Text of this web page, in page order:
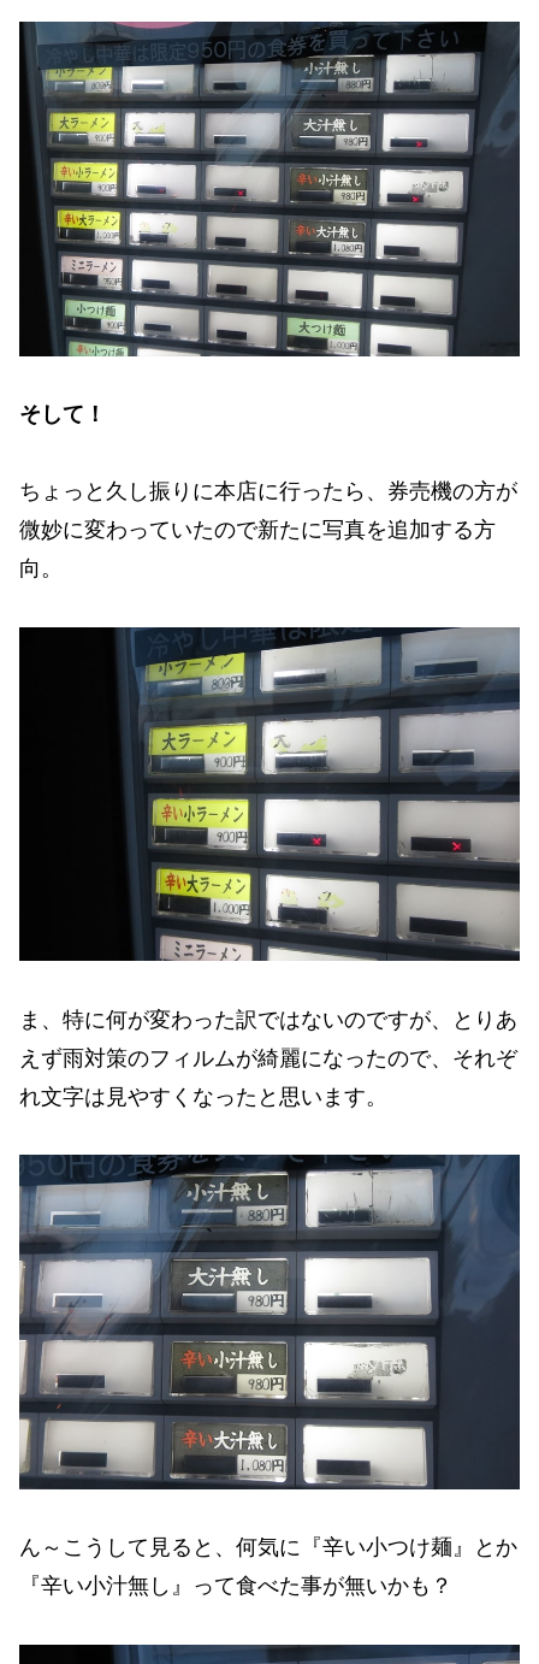
そして！
ちょっと久し振りに本店に行ったら、券売機の方が
微妙に変わっていたので新たに写真を追加する方
向。
ま、特に何が変わった訳ではないのですが、とりあ
えず雨対策のフィルムが綺麗になったので、それぞ
れ文字は見やすくなったと思います。
ん～こうして見ると、何気に『辛い小つけ麺』とか
『辛い小汁無し』って食べた事が無いかも？